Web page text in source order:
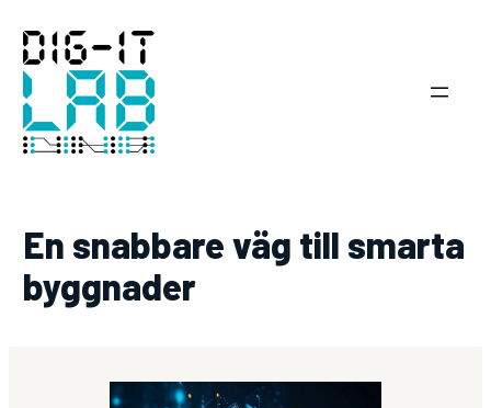
till
innehåll
En snabbare väg till smarta
byggnader